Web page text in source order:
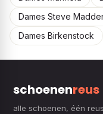
Dames Steve
Dames Birkenstock
schoenenreus
alle schoenen, één